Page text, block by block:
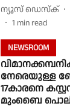
ന്യൂസ് ഡെസ്ക്
1 min read
NEWSROOM
നേരെയുള്ള
17കാരനെ
മുംബൈ